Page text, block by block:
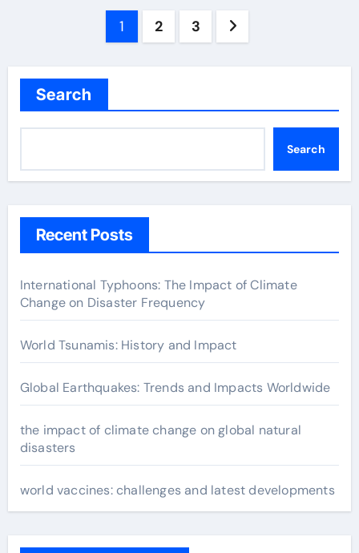
1 2 3
Search
Search
Recent Posts
International Typhoons: The Impact of Climate
Change on Disaster Frequency
World Tsunamis: History and Impact
Global Earthquakes: Trends and Impacts Worldwide
the impact of climate change on global natural
disasters
world vaccines: challenges and latest developments